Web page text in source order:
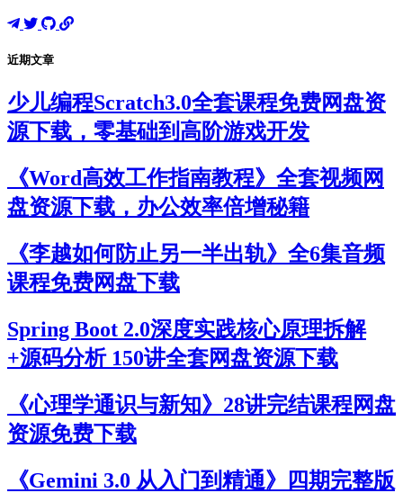
近期文章
少儿编程Scratch3.0全套课程免费网盘资
源下载，零基础到高阶游戏开发
《Word高效工作指南教程》全套视频网
盘资源下载，办公效率倍增秘籍
《李越如何防止另一半出轨》全6集音频
课程免费网盘下载
Spring Boot 2.0深度实践核心原理拆解
+源码分析 150讲全套网盘资源下载
《心理学通识与新知》28讲完结课程网盘
资源免费下载
《Gemini 3.0 从入门到精通》四期完整版